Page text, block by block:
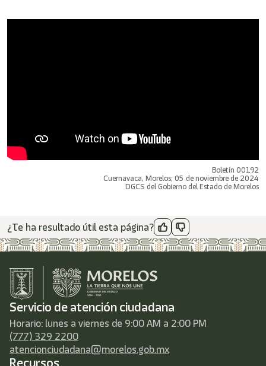
Boletín 00192
Cuernavaca, Morelos; 05 de noviembre de 2024
DGCS del Gobierno del Estado de Morelos
¿Te ha resultado útil esta página?
Servicio de atención ciudadana
Horario: lunes a viernes de 9:00 AM a 2:00 PM
(777) 329 2200
atencionciudadana@morelos.gob.mx